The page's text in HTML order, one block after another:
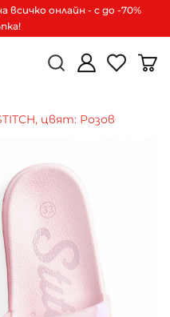
всичко онлайн - с до -70%
цвят: Розов